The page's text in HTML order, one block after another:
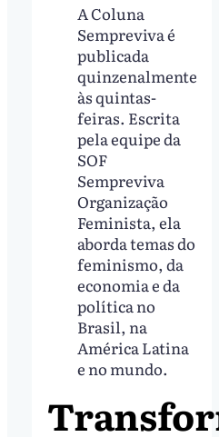
A Coluna
Sempreviva é
publicada
quinzenalmente
às quintas-
feiras. Escrita
pela equipe da
SOF
Sempreviva
Organização
Feminista, ela
aborda temas do
feminismo, da
economia e da
política no
Brasil, na
América Latina
e no mundo.